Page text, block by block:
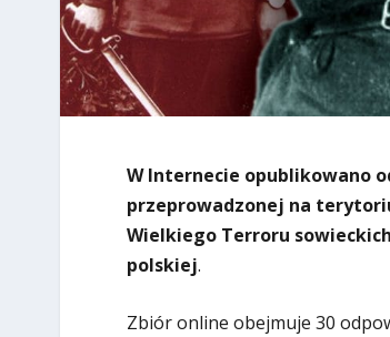
W Internecie opublikowano
przeprowadzonej na
Wielkiego Terroru
polskiej.
Zbiór online obejmuje 30